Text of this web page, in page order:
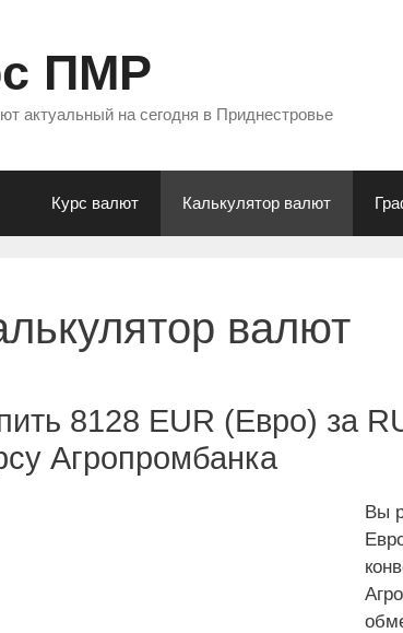
ПМР
актуальный на сегодня в Приднестровье
Курс валют Калькулятор валют
валют
8128 EUR (Евро) за
Агропромбанка
Вы